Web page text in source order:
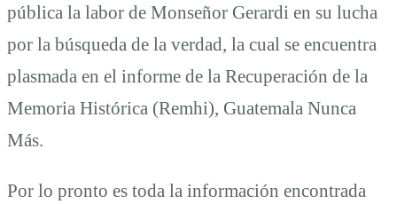
pública la labor de Monseñor Gerardi en su lucha
por la búsqueda de la verdad, la cual se encuentra
plasmada en el informe de la Recuperación de la
Memoria Histórica (Remhi), Guatemala Nunca
Más.
Por lo pronto es toda la información encontrada